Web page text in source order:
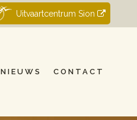
Uitvaartcentrum Sion
NIEUWS CONTACT